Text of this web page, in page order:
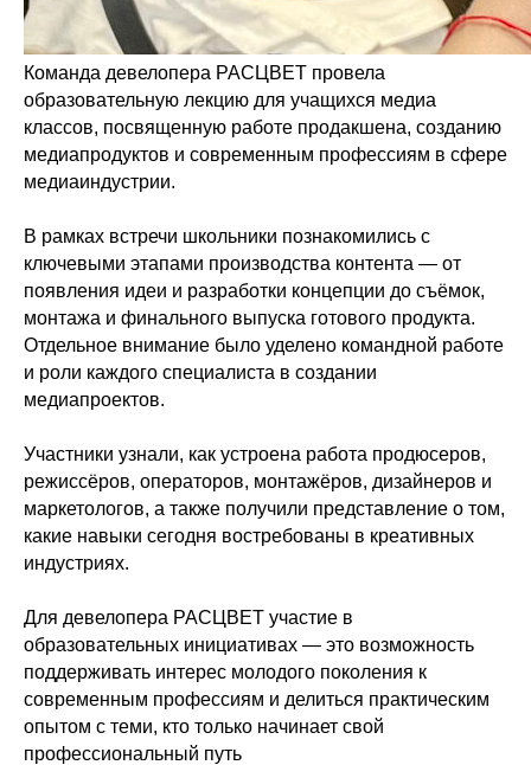
Команда девелопера РАСЦВЕТ провела
образовательную лекцию для учащихся медиа
классов, посвященную работе продакшена, созданию
медиапродуктов и современным профессиям в сфере
медиаиндустрии.
В рамках встречи школьники познакомились с
ключевыми этапами производства контента — от
появления идеи и разработки концепции до съёмок,
монтажа и финального выпуска готового продукта.
Отдельное внимание было уделено командной работе
и роли каждого специалиста в создании
медиапроектов.
Участники узнали, как устроена работа продюсеров,
режиссёров, операторов, монтажёров, дизайнеров и
маркетологов, а также получили представление о том,
какие навыки сегодня востребованы в креативных
индустриях.
Для девелопера РАСЦВЕТ участие в
образовательных инициативах — это возможность
поддерживать интерес молодого поколения к
современным профессиям и делиться практическим
опытом с теми, кто только начинает свой
профессиональный путь
Подразделения
Жилой комплекс
РАСЦВЕТ ПАРК
Жилой комплекс АЭРО
Девелопмент
Работаем
пн-пт 09:00−18:00
г. Калининград,
тел: +7 4012 994 222
Офис:
тел: +7 4012 994 222
Звонки принимаются
Отдел продаж:
пн-пт 09:00-18:00